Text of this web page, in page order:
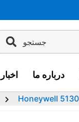
جستجو
اخبار درباره ما